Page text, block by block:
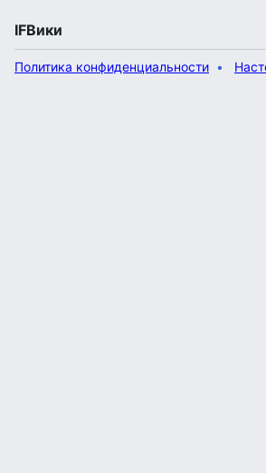
IFВики
Политика конфиденциальности